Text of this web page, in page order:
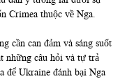
Crimea thuộc về Nga.
cần can đảm và sáng suốt
những câu hỏi và tự trả
để Ukraine đánh bại Nga